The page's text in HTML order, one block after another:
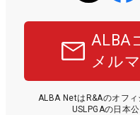
ALBA
メル
ALBA NetはR&Aのオフ
USLPGAの日本